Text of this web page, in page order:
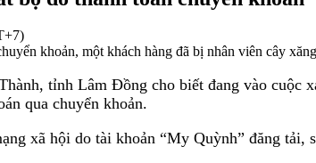
khoản, một khách hàng đã bị nhân viên cây
tỉnh Lâm Đồng cho biết đang vào cuộc
qua chuyển khoản.
xã hội do tài khoản “My Quỳnh” đăng